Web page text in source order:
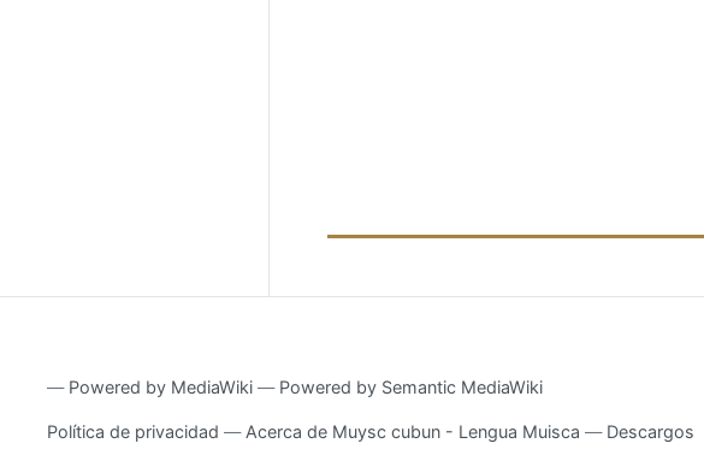
― Powered by MediaWiki ― Powered by Semantic MediaWiki
Política de privacidad Acerca de Muysc cubun - Lengua Muisca Descargos